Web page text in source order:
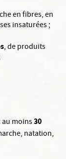
en fibres, en
insaturées ;
, de produits
au moins30
natation,